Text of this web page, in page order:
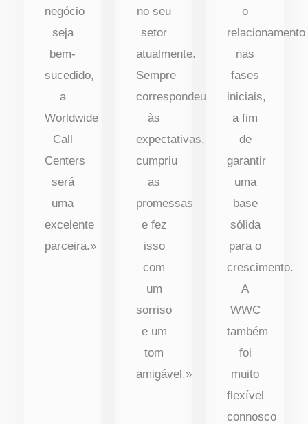
negócio
seja
bem-
sucedido,
a
Worldwide
Call
Centers
será
uma
excelente
parceira.»
no seu
setor
atualmente.
Sempre
correspondeu
às
expectativas,
cumpriu
as
promessas
e fez
isso
com
um
sorriso
e um
tom
amigável.»
o
relacionamento
nas
fases
iniciais,
a fim
de
garantir
uma
base
sólida
para o
crescimento.
A
WWC
também
foi
muito
flexível
connosco